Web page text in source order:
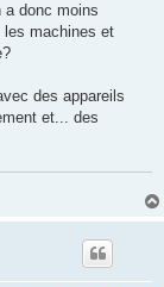
a donc moins
les machines et
des appareils
et... des